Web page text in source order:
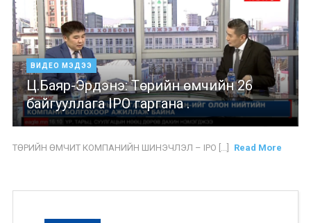
ВИДЕО МЭДЭЭ
Ц.Баяр-Эрдэнэ: Төрийн өмчийн 26
байгууллага IPO гаргана .
ТӨРИЙН ӨМЧИТ КОМПАНИЙН ШИНЭЧЛЭЛ – IPO [...] Read More